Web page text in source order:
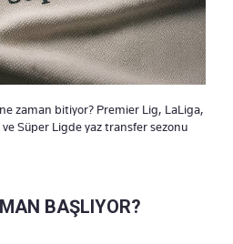
zaman bitiyor? Premier Lig, LaLiga,
Süper Ligde yaz transfer sezonu
BAŞLIYOR?